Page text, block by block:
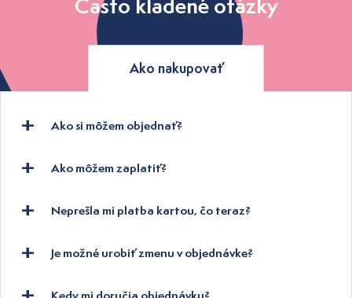
Často kladené otázky
Ako nakupovať
Ako si môžem objednať?
Ako môžem zaplatiť?
Neprešla mi platba kartou, čo teraz?
Je možné urobiť zmenu v objednávke?